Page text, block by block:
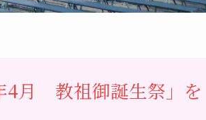
4月 教祖御誕生祭」を